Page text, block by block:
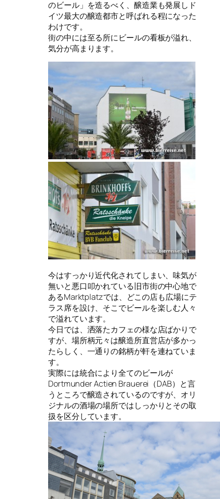
のビール」を造るべく、醸造業も発展しド
イツ最大の醸造都市と呼ばれる程になった
わけです。
街の中には至る所にビールの看板が溢れ、
気分が高まります。
今はすっかり近代化されてしまい、味気が
無いと悪口叩かれている旧市街の中心地で
あるMarktplatzでは、どこの店も広場にテ
ラス席を設け、そこでビールを楽しむ人々
で溢れています。
今日では、洒落たカフェの様な店ばかりで
すが、場所柄元々は醸造所直営店が多かっ
たらしく、一通りの銘柄が軒を連ねていま
す。
実際には統合により全てのビールが
Dortmunder Actien Brauerei（DAB）と言
うところで醸造されているのですが、オリ
ジナルの酒場の場所ではしっかりとその取
扱を区分しています。